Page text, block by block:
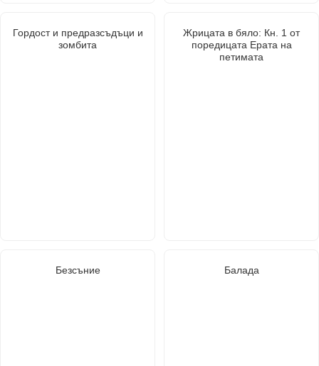
Гордост и предразсъдъци и
зомбита
Жрицата в бяло: Кн. 1 от
поредицата Ерата на
петимата
Безсъние Балада